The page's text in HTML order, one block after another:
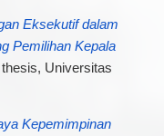
Eksekutif dalam
Pemilihan Kepala
Universitas
Kepemimpinan